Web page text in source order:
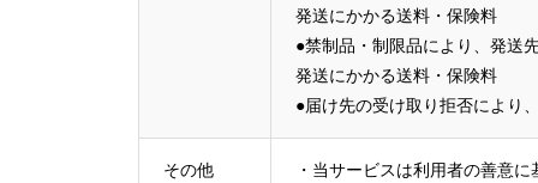
発送にかかる送料・保険料
●禁制品・制限品により、発送
発送にかかる送料・保険料
●届け先の受け取り拒否により
その他
・当サービスは利用者の善意